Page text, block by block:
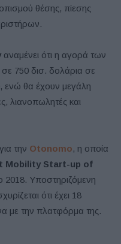
θέσης, πίεσης
αναμένει ότι η αγορά των
750 δισ. δολάρια σε
ενώ θα έχουν μεγάλη
λιανοπωλητές και
την Otonomo, η οποία
Mobility Start-up of
2018. Υποστηριζόμενη
ότι έχει 18
με την πλατφόρμα της.